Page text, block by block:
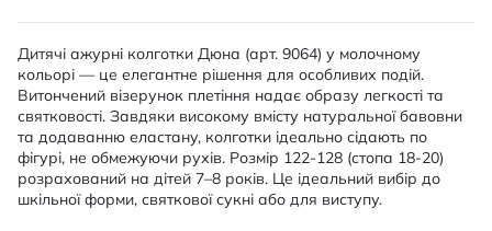
Дитячі ажурні колготки Дюна (арт. 9064) у молочному
кольорі — це елегантне рішення для особливих подій.
Витончений візерунок плетіння надає образу легкості та
святковості. Завдяки високому вмісту натуральної бавовни
та додаванню еластану, колготки ідеально сідають по
фігурі, не обмежуючи рухів. Розмір 122-128 (стопа 18-20)
розрахований на дітей 7–8 років. Це ідеальний вибір до
шкільної форми, святкової сукні або для виступу.